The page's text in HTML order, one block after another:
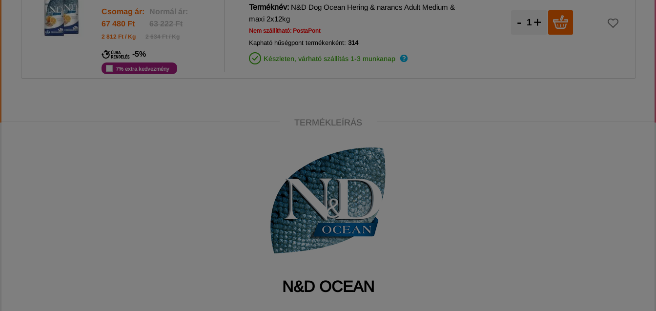
Csomag ár:
67 480 Ft
Normál ár:
63 222 Ft
2 812 Ft / Kg 2 634 Ft / Kg
-5%
7% extra kedvezmény
Terméknév: N&D Dog Ocean Hering & narancs Adult Medium &
maxi 2x12kg
Nem szállítható: PostaPont
Kapható hűségpont termékenként: 314
Készleten, várható szállítás 1-3 munkanap
+
-
TERMÉKLEÍRÁS
N&D OCEAN